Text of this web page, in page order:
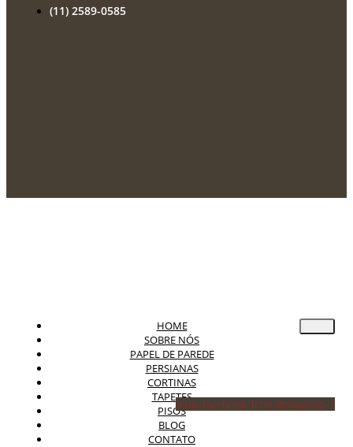
(11) 2589-0585
HOME
SOBRE NÓS
PAPEL DE PAREDE
PERSIANAS
CORTINAS
TAPETES
PISOS
BLOG
CONTATO
Icon-facebook Icon-instagram-1